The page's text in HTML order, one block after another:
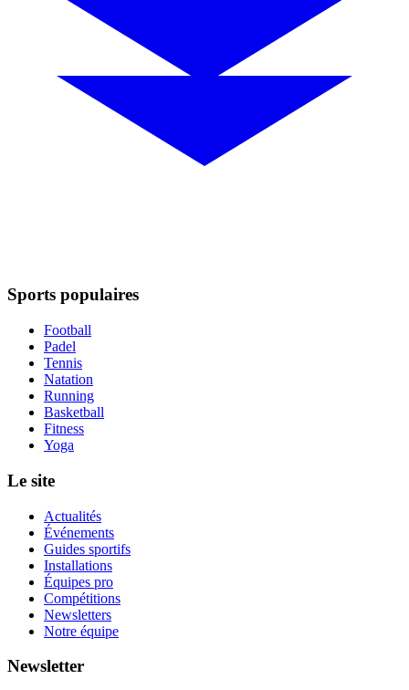
Sports populaires
Football
Padel
Tennis
Natation
Running
Basketball
Fitness
Yoga
Le site
Actualités
Événements
Guides sportifs
Installations
Équipes pro
Compétitions
Newsletters
Notre équipe
Newsletter